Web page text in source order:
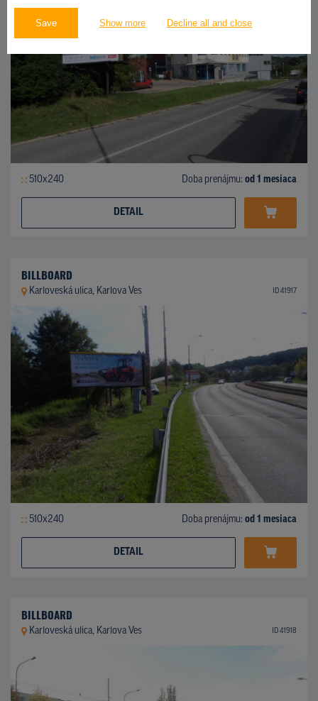
Save Show more Decline all and close
510x240 Doba prenájmu: od 1 mesiaca
DETAIL
BILLBOARD
Karloveská ulica, Karlova Ves ID 41917
510x240 Doba prenájmu: od 1 mesiaca
DETAIL
BILLBOARD
Karloveská ulica, Karlova Ves ID 41918